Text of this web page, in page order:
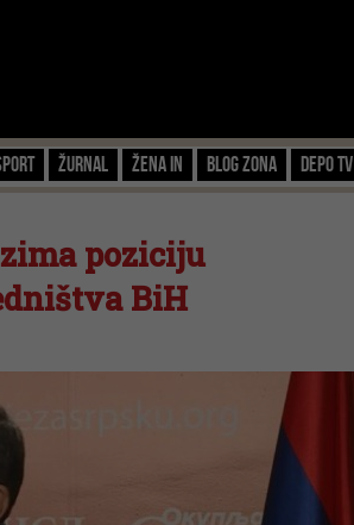
Žurnal Žena IN Blog zona Depo TV
poziciju
BiH